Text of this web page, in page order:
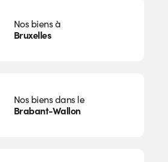
Nos biens à
Bruxelles
Nos biens dans le
Brabant-Wallon